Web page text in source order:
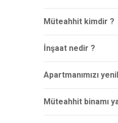
Müteahhit kimdir ?
İnşaat nedir ?
Apartmanımızı
Müteahhit binamı